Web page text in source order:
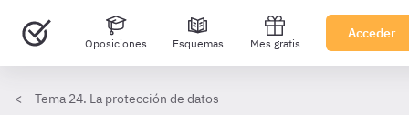
Oposiciones Esquemas Mes gratis
Acceder
Tema 24. La protección de datos